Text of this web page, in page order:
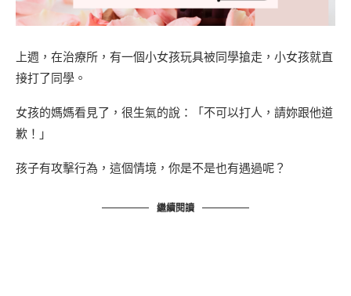
上週，在治療所，有一個小女孩玩具被同學搶走，小女孩就直
接打了同學。
女孩的媽媽看見了，很生氣的說：「不可以打人，請妳跟他道
歉！」
孩子有攻擊行為，這個情境，你是不是也有遇過呢？
繼續閱讀